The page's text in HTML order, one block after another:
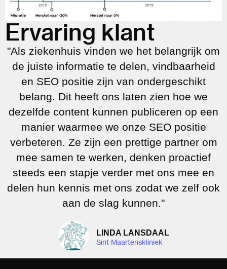
Ervaring klant
"Als ziekenhuis vinden we het belangrijk om
de juiste informatie te delen, vindbaarheid
en SEO positie zijn van ondergeschikt
belang. Dit heeft ons laten zien hoe we
dezelfde content kunnen publiceren op een
manier waarmee we onze SEO positie
verbeteren. Ze zijn een prettige partner om
mee samen te werken, denken proactief
steeds een stapje verder met ons mee en
delen hun kennis met ons zodat we zelf ook
aan de slag kunnen."
LINDA LANSDAAL
Sint Maartenskliniek